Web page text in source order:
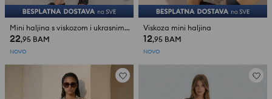
Mini haljina s viskozom i ukrasnim šavovima
22,95 BAM
NOVO
Viskoza mini haljina
12,95 BAM
NOVO